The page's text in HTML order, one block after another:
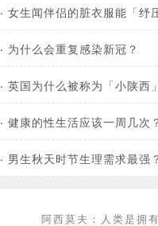
· 女生闻伴侣的脏衣服能「纾
· 为什么会重复感染新冠？
· 英国为什么被称为「小陕西
· 健康的性生活应该一周几次
· 男生秋天时节生理需求最强
阿西莫夫：人类是拥